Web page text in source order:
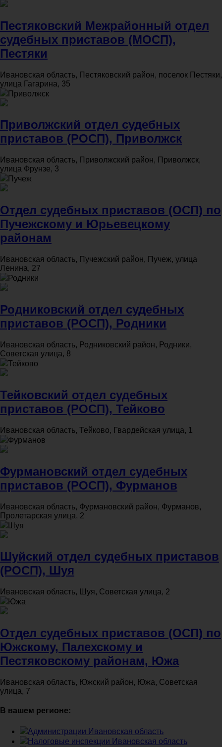
Пестяковский Межрайонный отдел
судебных приставов (МОСП),
Пестяки
Ивановская область, Пестяковский район, поселок Пестяки,
улица Гагарина, 35
Приволжск
Приволжский отдел судебных
приставов (РОСП), Приволжск
Ивановская область, Приволжский район, Приволжск,
улица Фрунзе, 3
Пучеж
Отдел судебных приставов (ОСП) по
Пучежскому и Юрьевецкому
районам
Ивановская область, Пучежский район, Пучеж, улица
Ленина, 27
Родники
Родниковский отдел судебных
приставов (РОСП), Родники
Ивановская область, Родниковский район, Родники,
Советская улица, 8
Тейково
Тейковский отдел судебных
приставов (РОСП), Тейково
Ивановская область, Тейково, Гвардейская улица, 1
Фурманов
Фурмановский отдел судебных
приставов (РОСП), Фурманов
Ивановская область, Фурмановский район, Фурманов,
Пролетарская улица, 2
Шуя
Шуйский отдел судебных приставов
(РОСП), Шуя
Ивановская область, Шуя, Советская улица, 2
Южа
Отдел судебных приставов (ОСП) по
Южскому, Палехскому и
Пестяковскому районам, Южа
Ивановская область, Южский район, Южа, Советская
улица, 7
В вашем регионе:
Администрации Ивановская область
Налоговые инспекции Ивановская область